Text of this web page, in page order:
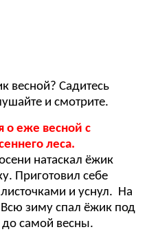
весной? Садитесь
и смотрите.
о еже весной с
леса.
натаскал ёжик
Приготовил себе
и уснул. На
зиму спал ёжик под
самой весны.